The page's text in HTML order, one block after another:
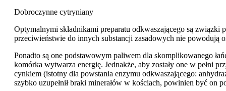
Dobroczynne cytryniany
Optymalnymi składnikami preparatu odkwaszającego są
przeciwieństwie do innych substancji zasadowych nie powodują
Ponadto są one podstawowym paliwem dla skomplikowanego
komórka wytwarza energię. Jednakże, aby zostały one w pełni
cynkiem (istotny dla powstania enzymu odkwaszającego:
szybko uzupełnił braki minerałów w kościach, powinien być on